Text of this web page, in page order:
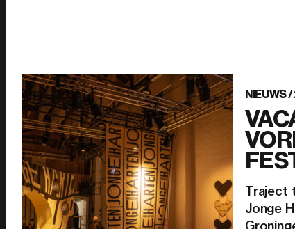
NIEUWS /
Traject
Jonge